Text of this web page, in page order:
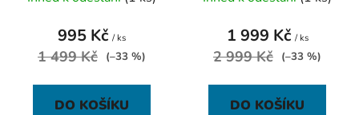
995 Kč / ks
1 499 Kč (–33 %)
DO KOŠÍKU
1 999 Kč / ks
2 999 Kč (–33 %)
DO KOŠÍKU